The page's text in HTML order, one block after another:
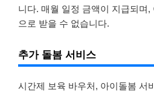
니다. 매월 일정 금액이 지급되며
으로 받을 수 없습니다.
추가 돌봄 서비스
시간제 보육 바우처, 아이돌봄 서